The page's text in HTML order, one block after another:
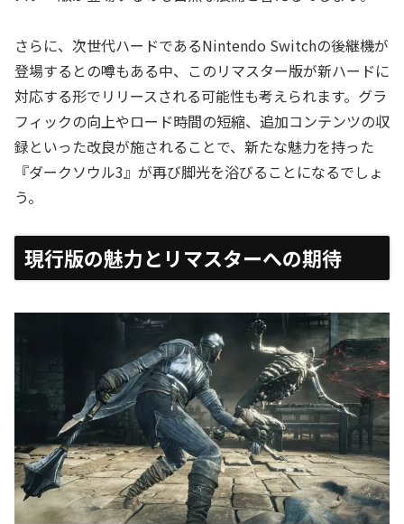
さらに、次世代ハードであるNintendo Switchの後継機が
登場するとの噂もある中、このリマスター版が新ハードに
対応する形でリリースされる可能性も考えられます。グラ
フィックの向上やロード時間の短縮、追加コンテンツの収
録といった改良が施されることで、新たな魅力を持った
『ダークソウル3』が再び脚光を浴びることになるでしょ
う。
現行版の魅力とリマスターへの期待